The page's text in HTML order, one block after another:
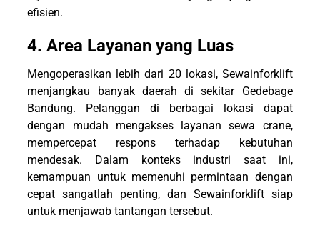
efisien.
4. Area Layanan yang Luas
Mengoperasikan lebih dari 20 lokasi, Sewainforklift
menjangkau banyak daerah di sekitar Gedebage
Bandung. Pelanggan di berbagai lokasi dapat
dengan mudah mengakses layanan sewa crane,
mempercepat respons terhadap kebutuhan
mendesak. Dalam konteks industri saat ini,
kemampuan untuk memenuhi permintaan dengan
cepat sangatlah penting, dan Sewainforklift siap
untuk menjawab tantangan tersebut.